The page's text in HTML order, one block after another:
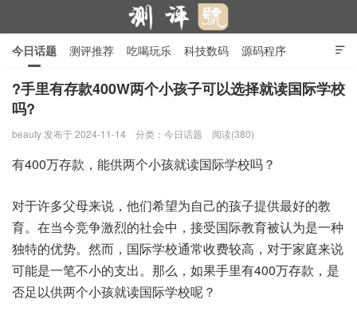
测评号

今日话题 测评推荐 吃喝玩乐 科技数码 源码程序
行业产品 在线投稿 隐私政策
?手里有存款400W两个小孩子可以选择就读国际学校
吗?
beauty 发布于 2024-11-14 分类： 今日话题 阅读(380)
有400万存款，能供两个小孩就读国际学校吗？
对于许多父母来说，他们希望为自己的孩子提供最好的教
育。在当今竞争激烈的社会中，接受国际教育被认为是一种
独特的优势。然而，国际学校通常收费较高，对于家庭来说
可能是一笔不小的支出。那么，如果手里有400万存款，是
否足以供两个小孩就读国际学校呢？